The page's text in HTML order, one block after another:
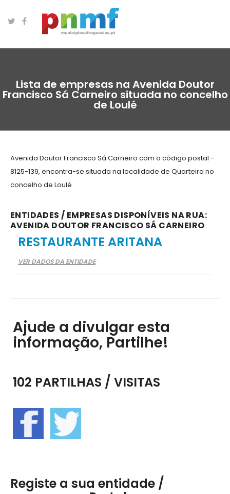
Lista de empresas na Avenida Doutor
Francisco Sá Carneiro situada no concelho
de Loulé
Avenida Doutor Francisco Sá Carneiro com o código postal -
8125-139, encontra-se situada na localidade de Quarteira no
concelho de Loulé
ENTIDADES / EMPRESAS DISPONÍVEIS NA RUA:
AVENIDA DOUTOR FRANCISCO SÁ CARNEIRO
RESTAURANTE ARITANA
VER DADOS DA ENTIDADE
Ajude a divulgar esta
informação, Partilhe!
102 PARTILHAS / VISITAS
Registe a sua entidade /